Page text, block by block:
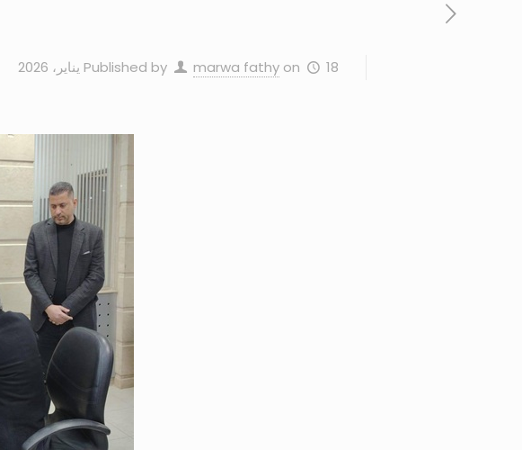
Published by marwa fathy on 18 يناير، 2026